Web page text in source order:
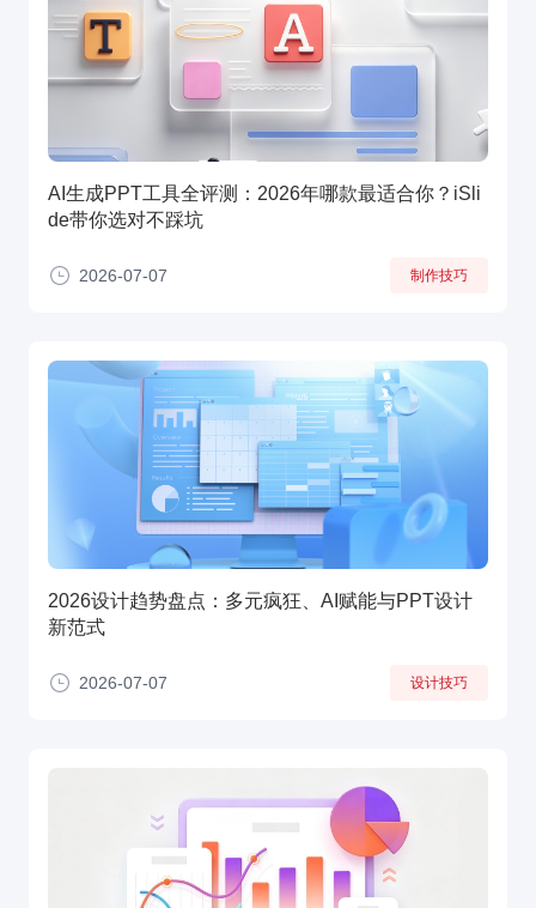
AI生成PPT工具全评测：2026年哪款最适合你？iSli
de带你选对不踩坑
2026-07-07 制作技巧
2026设计趋势盘点：多元疯狂、AI赋能与PPT设计
新范式
2026-07-07 设计技巧